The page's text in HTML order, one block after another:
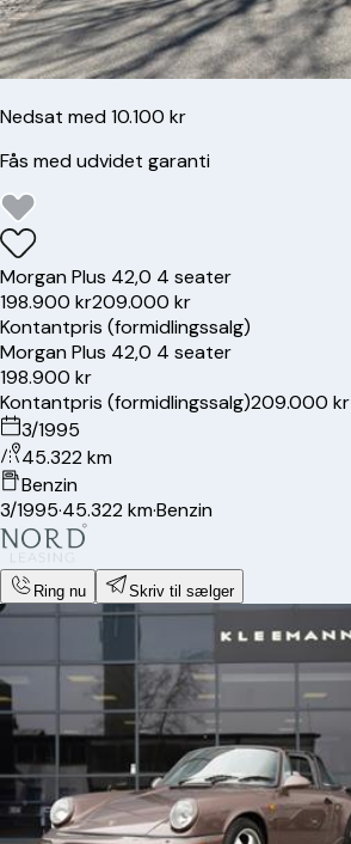
Nedsat med 10.100 kr
Fås med udvidet garanti
MorganPlus 42,0 4 seater
198.900 kr209.000 kr
Kontantpris (formidlingssalg)
MorganPlus 42,0 4 seater
198.900 kr
Kontantpris (formidlingssalg)209.000 kr
3/1995
45.322 km
Benzin
3/1995·45.322 km·Benzin
Ring nu Skriv til sælger